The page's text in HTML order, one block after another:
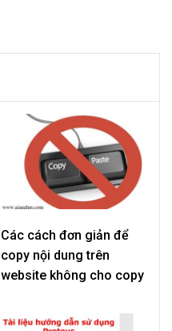
Các cách đơn giản để
copy nội dung trên
website không cho copy